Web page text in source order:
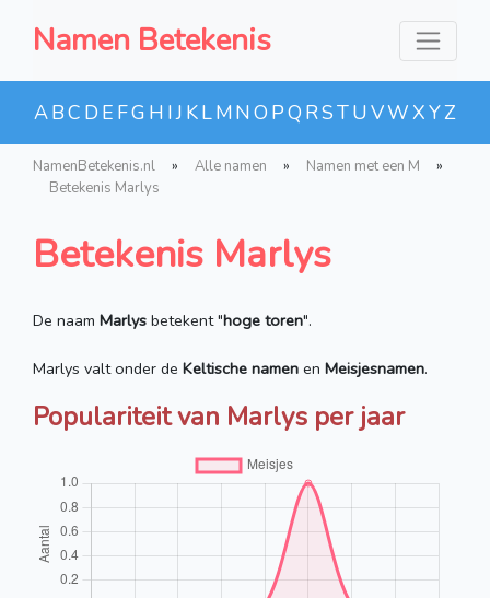
Namen Betekenis
ABC D E FG H IJ KLMNO PQ RSTUVWXYZ
NamenBetekenis.nl » Alle namen » Namen met een M
»
Betekenis Marlys
Betekenis Marlys
De naam Marlys betekent "hoge toren".
Marlys valt onder de Keltische namen en Meisjesnamen.
Populariteit van Marlys per jaar